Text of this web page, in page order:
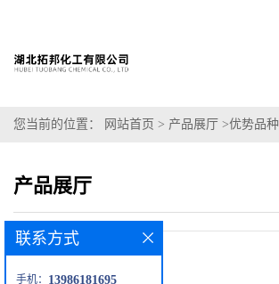
您当前的位置： 网站首页 > 产品展厅 >优势品种
产品展厅
联系方式
手机： 13986181695